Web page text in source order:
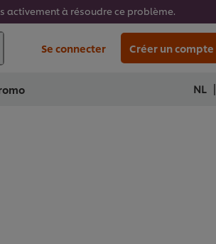
activement à résoudre ce problème.
Se connecter Créer un compte
NL |